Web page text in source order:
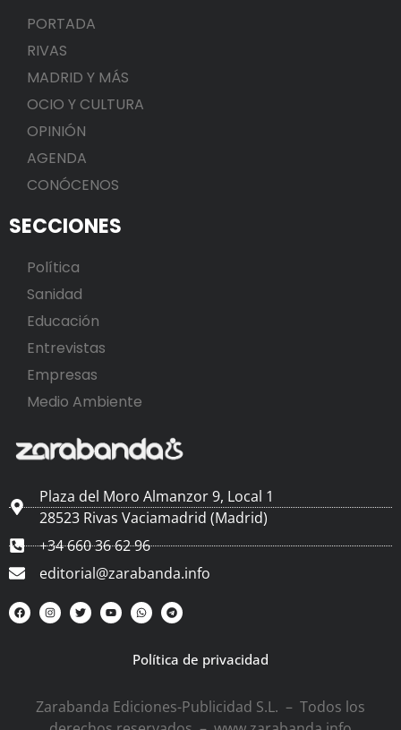
PORTADA
RIVAS
MADRID Y MÁS
OCIO Y CULTURA
OPINIÓN
AGENDA
CONÓCENOS
SECCIONES
Política
Sanidad
Educación
Entrevistas
Empresas
Medio Ambiente
Plaza del Moro Almanzor 9, Local 1
28523 Rivas Vaciamadrid (Madrid)
+34 660 36 62 96
editorial@zarabanda.info
Política de privacidad
Zarabanda Ediciones-Publicidad S.L. – Todos los